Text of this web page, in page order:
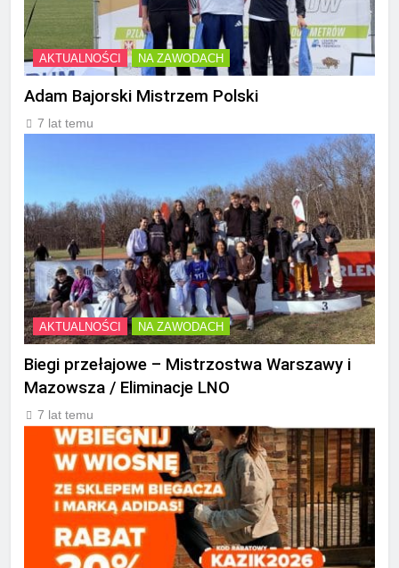
AKTUALNOŚCI NA ZAWODACH
Adam Bajorski Mistrzem Polski
7 lat temu
AKTUALNOŚCI NA ZAWODACH
Biegi przełajowe – Mistrzostwa Warszawy i
Mazowsza / Eliminacje LNO
7 lat temu